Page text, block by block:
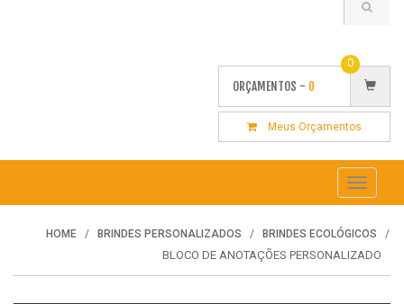
ORÇAMENTOS - 0
0
Meus Orçamentos
Toggle
HOME BRINDES PERSONALIZADOS BRINDES ECOLÓGICOS
BLOCO DE ANOTAÇÕES PERSONALIZADO